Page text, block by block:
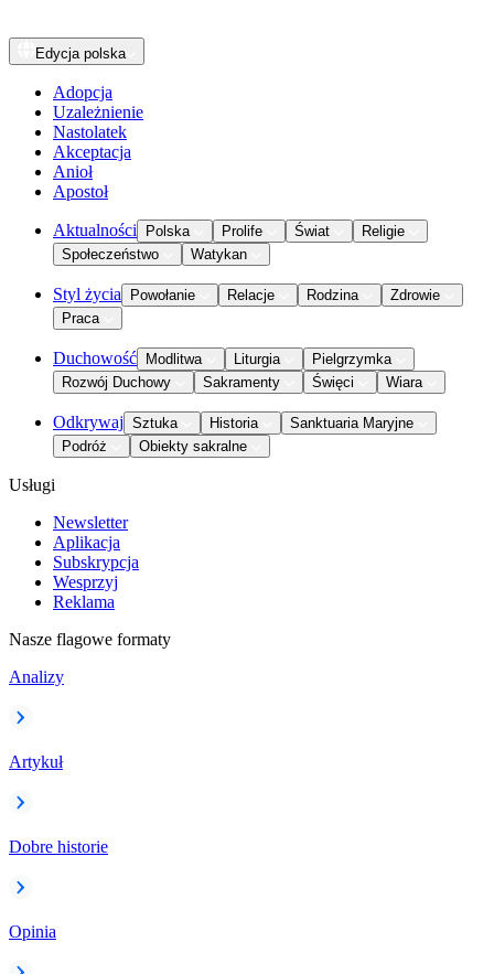
Edycja polska
Adopcja
Uzależnienie
Nastolatek
Akceptacja
Anioł
Apostoł
Aktualności Polska Prolife Świat
Religie
Społeczeństwo
Watykan
Styl życia Powołanie Relacje Rodzina
Zdrowie
Praca
Duchowość Modlitwa Liturgia
Pielgrzymka
Rozwój Duchowy
Sakramenty Święci Wiara
Odkrywaj Sztuka Historia
Sanktuaria Maryjne
Podróż
Obiekty sakralne
Usługi
Newsletter
Aplikacja
Subskrypcja
Wesprzyj
Reklama
Nasze flagowe formaty
Analizy
Artykuł
Dobre historie
Opinia